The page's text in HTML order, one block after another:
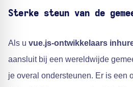
Sterke steun van de
Als u vue.js-ontwikkelaars
aansluit bij een wereldwijde
je overal ondersteunen. Er is een